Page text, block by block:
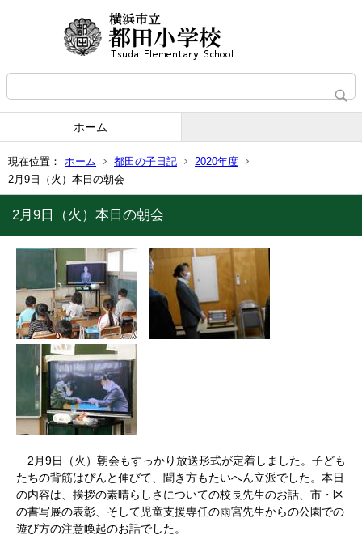
ホーム
現在位置： ホーム 都田の子日記
2020年度
2月9日（火）本日の朝会
2月9日（火）本日の朝会
2月9日（火）朝会もすっかり放送形式が定着しました。子ども
たちの背筋はぴんと伸びて、聞き方もたいへん立派でした。本日
の内容は、挨拶の素晴らしさについての校長先生のお話、市・区
の書写展の表彰、そして児童支援専任の雨宮先生からの公園での
遊び方の注意喚起のお話でした。